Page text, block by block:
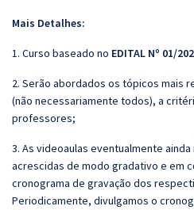
Mais Detalhes:
1. Curso baseado no EDITAL Nº 01/
2. Serão abordados os tópicos mais
(não necessariamente todos), a
professores;
3. As videoaulas eventualmente
acrescidas de modo gradativo e em
cronograma de gravação dos
Periodicamente, divulgamos o